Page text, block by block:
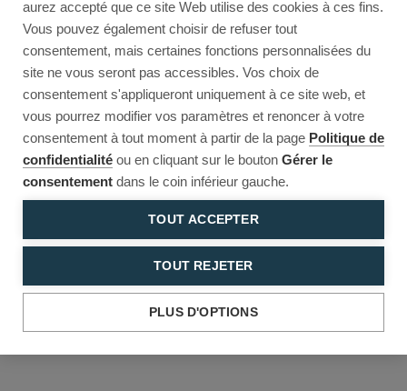
aurez accepté que ce site Web utilise des cookies à ces fins.
Vous pouvez également choisir de refuser tout
consentement, mais certaines fonctions personnalisées du
site ne vous seront pas accessibles. Vos choix de
consentement s'appliqueront uniquement à ce site web, et
vous pourrez modifier vos paramètres et renoncer à votre
consentement à tout moment à partir de la page Politique de
confidentialité ou en cliquant sur le bouton Gérer le
consentement dans le coin inférieur gauche.
TOUT ACCEPTER
TOUT REJETER
PLUS D'OPTIONS
Reload Back